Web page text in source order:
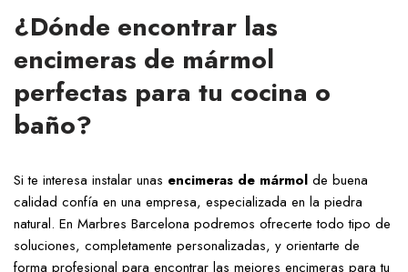
¿Dónde encontrar las
encimeras de mármol
perfectas para tu cocina o
baño?
Si te interesa instalar unas encimeras de mármol de buena
calidad confía en una empresa, especializada en la piedra
natural. En Marbres Barcelona podremos ofrecerte todo tipo de
soluciones, completamente personalizadas, y orientarte de
forma profesional para encontrar las mejores encimeras para tu